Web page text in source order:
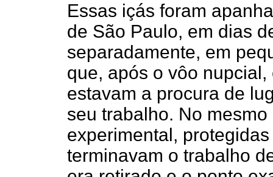
Essas içás foram
de São Paulo, em dias
separadamente, em
que, após o vôo
estavam a procura de
seu trabalho. No
experimental,
terminavam o trabalho